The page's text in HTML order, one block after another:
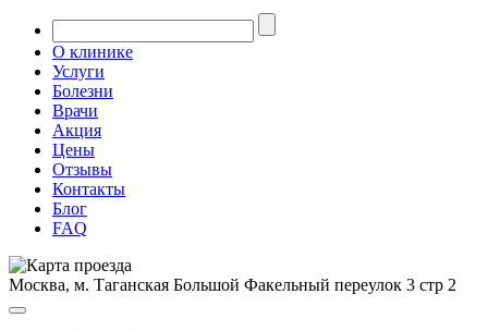
О клинике
Услуги
Болезни
Врачи
Акция
Цены
Отзывы
Контакты
Блог
FAQ
Москва, м. Таганская Большой Факельный переулок 3 стр 2